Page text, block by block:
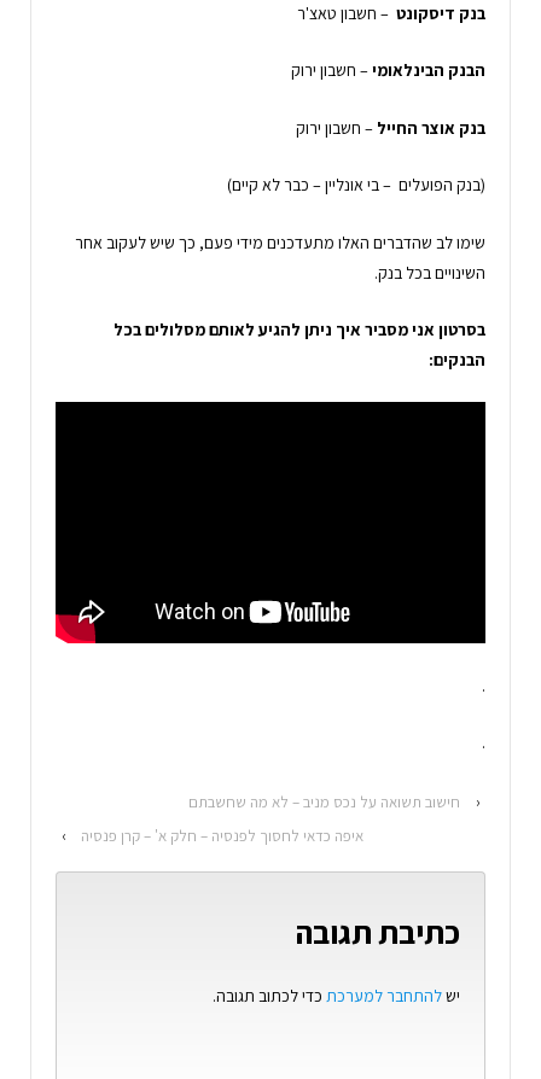
בנק דיסקונט – חשבון טאצ'ר
הבנק הבינלאומי– חשבון ירוק
בנק אוצר החייל – חשבון ירוק
(בנק הפועלים – בי אונליין – כבר לא קיים)
שימו לב שהדברים האלו מתעדכנים מידי פעם, כך שיש לעקוב אחר
השינויים בכל בנק.
בסרטון אני מסביר איך ניתן להגיע לאותם מסלולים בכל
הבנקים:
.
.
‹
חישוב תשואה על נכס מניב – לא מה שחשבתם
איפה כדאי לחסוך לפנסיה – חלק א' – קרן פנסיה
›
כתיבת תגובה
ישלהתחבר למערכת כדי לכתוב תגובה.